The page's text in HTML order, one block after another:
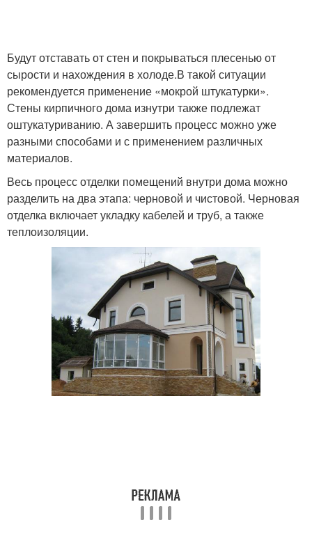
Будут отставать от стен и покрываться плесенью от
сырости и нахождения в холоде.В такой ситуации
рекомендуется применение «мокрой штукатурки».
Стены кирпичного дома изнутри также подлежат
оштукатуриванию. А завершить процесс можно уже
разными способами и с применением различных
материалов.
Весь процесс отделки помещений внутри дома можно
разделить на два этапа: черновой и чистовой. Черновая
отделка включает укладку кабелей и труб, а также
теплоизоляции.